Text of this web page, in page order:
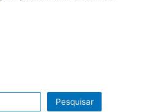
Pesquisar